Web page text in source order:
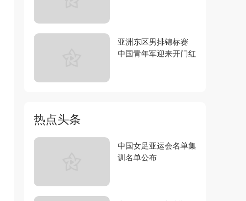
亚洲东区男排锦标赛
中国青年军迎来开门红
热点头条
中国女足亚运会名单集
训名单公布